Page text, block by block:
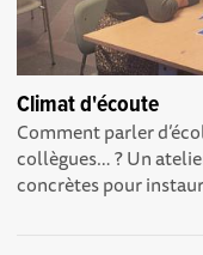
Climat d'écoute
Comment parler
collègues… ? Un
concrètes pour